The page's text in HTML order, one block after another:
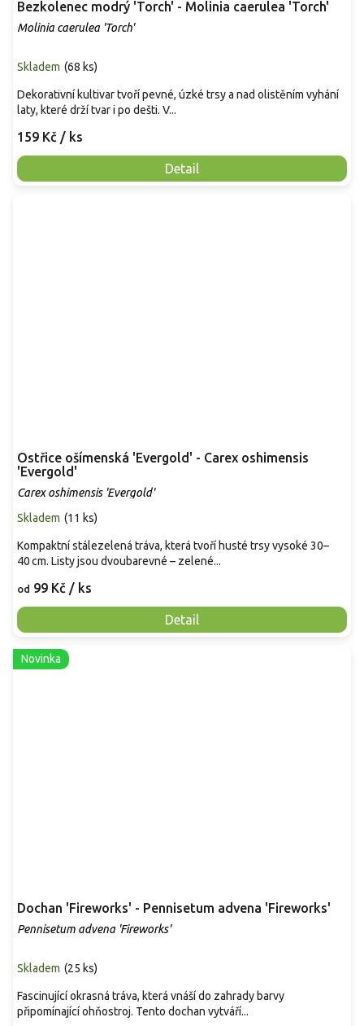
Bezkolenec modrý 'Torch' - Molinia caerulea 'Torch'
Molinia caerulea 'Torch'
Skladem (68 ks)
159 Kč / ks
Detail
Dekorativní kultivar tvoří pevné, úzké trsy a nad olistěním vyhání
laty, které drží tvar i po dešti. V...
Ostřice ošímenská 'Evergold' - Carex oshimensis
'Evergold'
Carex oshimensis 'Evergold'
Skladem (11 ks)
od 99 Kč / ks
Detail
Kompaktní stálezelená tráva, která tvoří husté trsy vysoké 30–
40 cm. Listy jsou dvoubarevné – zelené...
Novinka
Dochan 'Fireworks' - Pennisetum advena 'Fireworks'
Pennisetum advena 'Fireworks'
Skladem (25 ks)
Fascinující okrasná tráva, která vnáší do zahrady barvy
připomínající ohňostroj. Tento dochan vytváří...